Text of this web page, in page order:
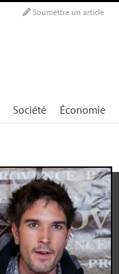
Soumettre un article
Société Économie